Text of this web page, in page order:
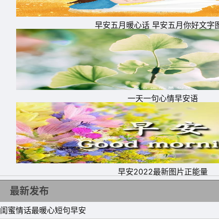
早安五月暖心话 早安五月你好文字
一天一句心情早安语
早安2022最新图片正能量
最新发布
闺蜜情话最暖心短句早安